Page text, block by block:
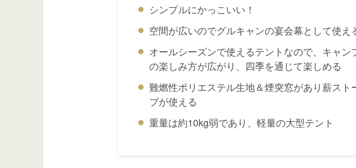
シンプルにかっこいい！
空間が広いのでグルキャンの宴会幕として使え
オールシーズンで使えるテントなので、キャン
の楽しみ方が広がり、四季を通じて楽しめる
難燃性ポリエステル生地＆煙突窓があり薪スト
ブが使える
重量は約10kg弱であり、軽量の大型テント